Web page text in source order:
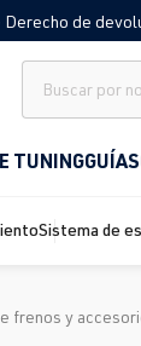
Derecho de
TUNINGGUÍA
Sistema de
frenos y